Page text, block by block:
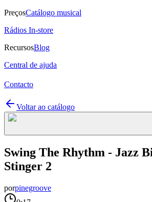
PreçosCatálogo musical
Rádios In-store
RecursosBlog
Central de ajuda
Contacto
Voltar ao catálogo
Swing The Rhythm - Jazz
Stinger 2
porpinegroove